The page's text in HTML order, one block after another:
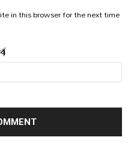
in this browser for the next time